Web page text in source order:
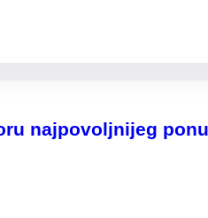
najpovoljnijeg